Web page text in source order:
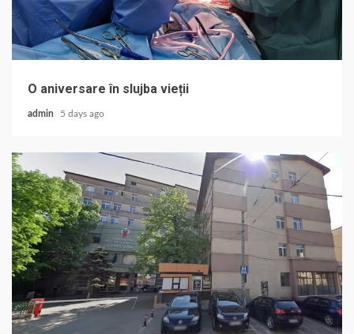
O aniversare în slujba vieții
admin 5 days ago